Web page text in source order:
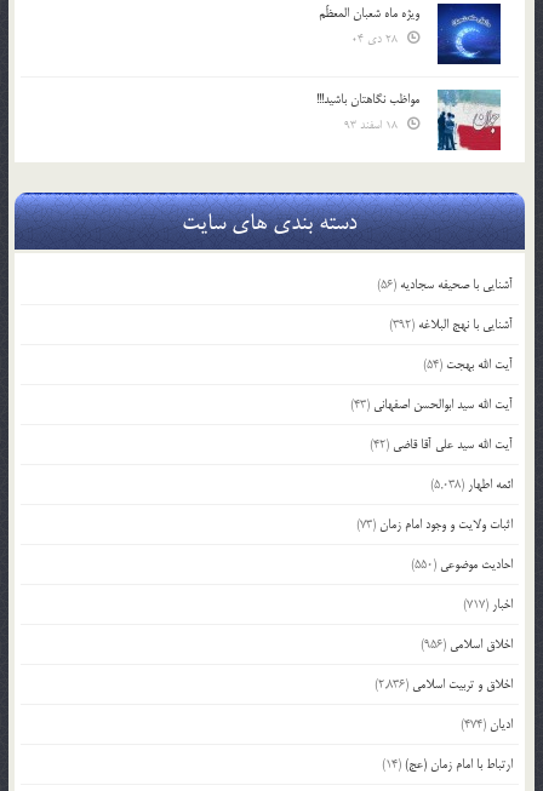
ویژه ماه شعبان المعظّم
مواظب نگاهتان باشید!!!
دسته بندی های سایت
آشنایی با صحیفه سجادیه (56)
آشنایی با نهج البلاغه (392)
آیت الله بهجت (54)
آیت الله سید ابوالحسن اصفهانی (43)
آیت الله سید علی آقا قاضی (42)
ائمه اطهار (5,038)
اثبات ولایت و وجود امام زمان(73)
احادیث موضوعی (550)
اخبار (717)
اخلاق اسلامی (956)
اخلاق و تربیت اسلامی (2,836)
ادیان(474)
ارتباط با امام زمان (عج)(14)